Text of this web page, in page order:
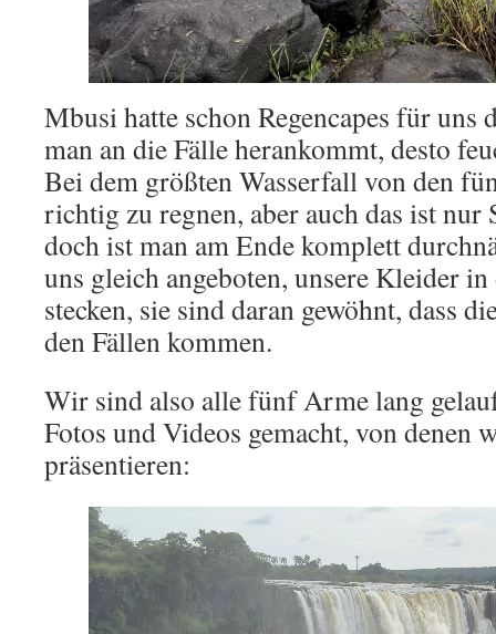
Mbusi hatte schon Regencapes für uns
man an die Fälle herankommt, desto
Bei dem größten Wasserfall von den
richtig zu regnen, aber auch das ist nur
doch ist man am Ende komplett
uns gleich angeboten, unsere Kleider
stecken, sie sind daran gewöhnt, dass
den Fällen kommen.
Wir sind also alle fünf Arme lang
Fotos und Videos gemacht, von denen
präsentieren: